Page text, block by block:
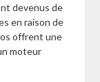
devenus de
en raison de
offrent une
moteur